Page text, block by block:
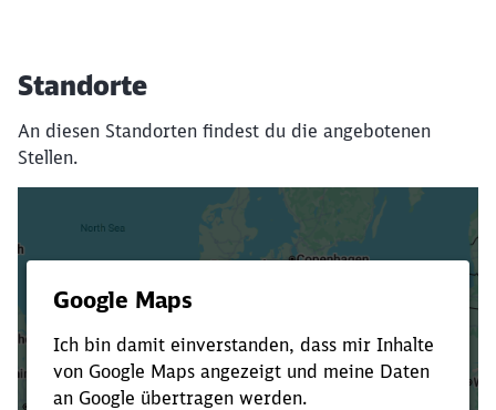
Standorte
An diesen Standorten findest du die angebotenen
Stellen.